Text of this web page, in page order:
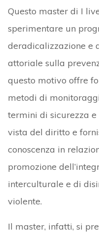
Questo master di I
sperimentare un
deradicalizzazione e
attoriale sulla
questo motivo offre
metodi di
termini di sicurezza
vista del diritto e
conoscenza in
promozione
interculturale e di
violente.
Il master, infatti, si